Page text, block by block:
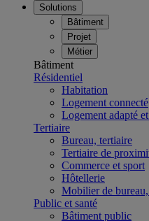
Solutions
Bâtiment
Projet
Métier
Bâtiment
Résidentiel
Habitation
Logement connecté
Logement adapté
Tertiaire
Bureau, tertiaire
Tertiaire de
Commerce et sport
Hôtellerie
Mobilier de
Public et santé
Bâtiment public